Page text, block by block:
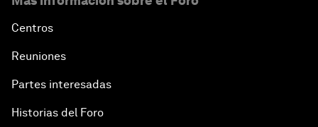
Centros
Reuniones
Partes interesadas
Historias del Foro